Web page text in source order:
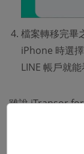
檔案轉移完畢
iPhone 時選
LINE 帳戶就能
雖說 iTransor for
一些，但同樣要
Android 裝置，